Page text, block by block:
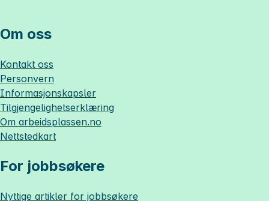
Om oss
Kontakt oss
Personvern
Informasjonskapsler
Tilgjengelighetserklæring
Om arbeidsplassen.no
Nettstedkart
For jobbsøkere
Nyttige artikler for jobbsøkere